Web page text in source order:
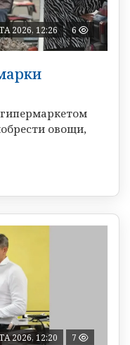
2026, 12:26 6
овощи,
2026, 12:20 7